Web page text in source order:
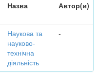
Назва Автор(и)
Наукова та
науково-
технічна
діяльність
-